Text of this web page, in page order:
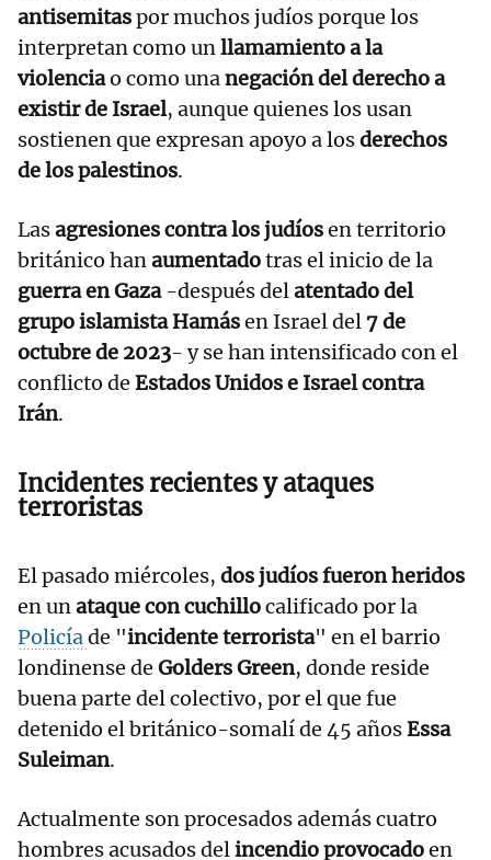
antisemitaspor muchos judíos porque los
interpretan como unllamamiento a la
violenciao como unanegación del derecho a
existir de Israel, aunque quienes los usan
sostienen que expresan apoyo a losderechos
de los palestinos.
Lasagresiones contra los judíosen territorio
británico hanaumentadotras el inicio de la
guerra en Gaza-después delatentado del
grupo islamista Hamásen Israel del 7 de
octubre de 2023- y se han intensificado con el
conflicto de Estados Unidos e Israel contra
Irán.
Incidentes recientes y ataques
terroristas
El pasado miércoles, dos judíos fueron heridos
en unataque con cuchillocalificado por la
Policíade "incidente terrorista" en el barrio
londinense de Golders Green, donde reside
buena parte del colectivo, por el que fue
detenido el británico-somalí de 45 añosEssa
Suleiman.
Actualmente son procesados además cuatro
hombres acusados delincendio provocadoen